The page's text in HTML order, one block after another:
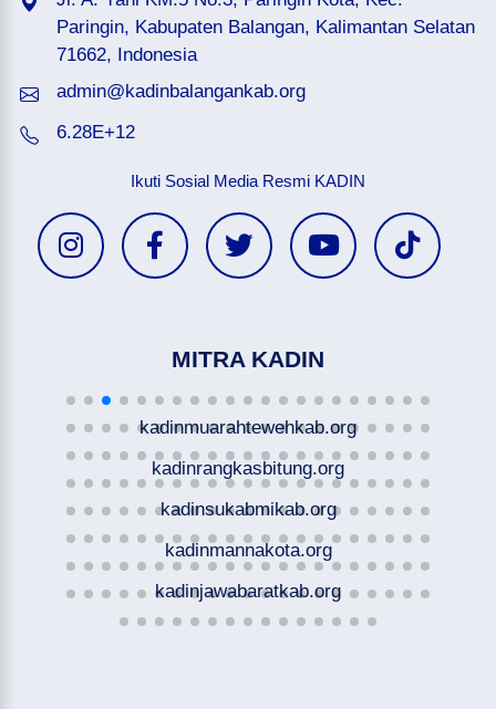
Paringin, Kabupaten Balangan, Kalimantan Selatan
71662, Indonesia
admin@kadinbalangankab.org
6.28E+12
Ikuti Sosial Media Resmi KADIN
MITRA KADIN
kadinmuarahtewehkab.org
kadinrangkasbitung.org
kadinsukabmikab.org
kadinmannakota.org
kadinjawabaratkab.org